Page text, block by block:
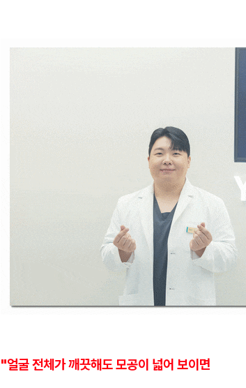
"얼굴 전체가 깨끗해도 모공이 넓어 보이면